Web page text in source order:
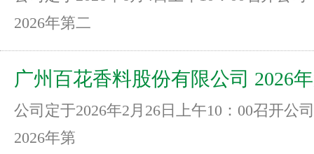
2026年第二
广州百花香料股份有限公司 2026
一次临时股东大会通知
公司定于2026年2月26日上午10：00召开公司
2026年第